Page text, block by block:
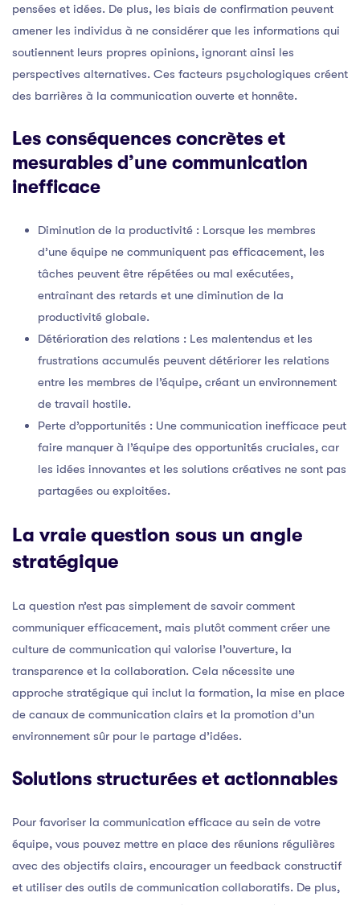
pensées et idées. De plus, les biais de confirmation peuvent
amener les individus à ne considérer que les informations qui
soutiennent leurs propres opinions, ignorant ainsi les
perspectives alternatives. Ces facteurs psychologiques créent
des barrières à la communication ouverte et honnête.
Les conséquences concrètes et
mesurables d’une communication
inefficace
Diminution de la productivité : Lorsque les membres
d’une équipe ne communiquent pas efficacement, les
tâches peuvent être répétées ou mal exécutées,
entraînant des retards et une diminution de la
productivité globale.
Détérioration des relations : Les malentendus et les
frustrations accumulés peuvent détériorer les relations
entre les membres de l’équipe, créant un environnement
de travail hostile.
Perte d’opportunités : Une communication inefficace peut
faire manquer à l’équipe des opportunités cruciales, car
les idées innovantes et les solutions créatives ne sont pas
partagées ou exploitées.
La vraie question sous un angle
stratégique
La question n’est pas simplement de savoir comment
communiquer efficacement, mais plutôt comment créer une
culture de communication qui valorise l’ouverture, la
transparence et la collaboration. Cela nécessite une
approche stratégique qui inclut la formation, la mise en place
de canaux de communication clairs et la promotion d’un
environnement sûr pour le partage d’idées.
Solutions structurées et actionnables
Pour favoriser la communication efficace au sein de votre
équipe, vous pouvez mettre en place des réunions régulières
avec des objectifs clairs, encourager un feedback constructif
et utiliser des outils de communication collaboratifs. De plus,